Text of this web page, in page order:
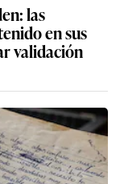
las
en sus
validación